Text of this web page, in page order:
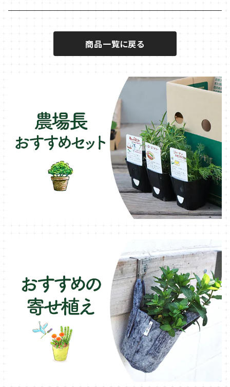
キュウリのコンパニオン
イチゴをおいしく育てたい
タイム・ハーブ苗
マロウ・ハーブ苗
ヒソップ・ハーブ苗
オレガノ・ハーブ苗
ラベンダー・ハーブ苗
ローズマリー・ハーブ苗
ガーデンベジタ・イタリア野菜
樹脂製 / プラ製プランター
ファイバー製プランター
ブリキ製プランター
オーニング
シェード
テーブル・チェア・ベンチ
商品一覧に戻る